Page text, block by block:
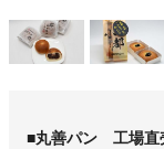
■丸善パン 工場直